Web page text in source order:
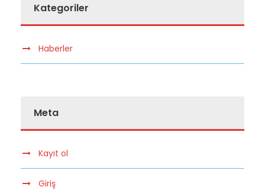
Kategoriler
Haberler
Meta
Kayıt ol
Giriş